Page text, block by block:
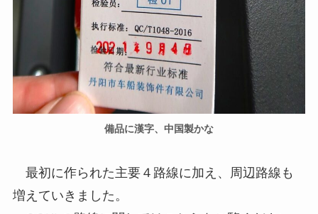
備品に漢字、中国製かな
最初に作られた主要４路線に加え、周辺路線も
増えていきました。